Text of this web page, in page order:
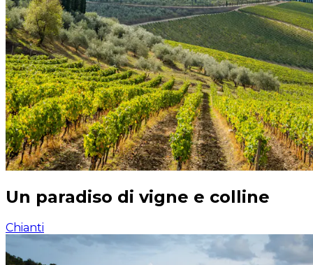
Un paradiso di vigne e colline
Chianti